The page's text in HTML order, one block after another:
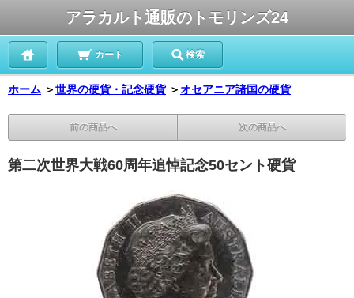
アラカルト通販のトモリンズ24
カート 検索
ホーム ＞世界の硬貨・記念硬貨 ＞オセアニア諸国の硬貨
前の商品へ 次の商品へ
第二次世界大戦60周年追悼記念50セント硬貨